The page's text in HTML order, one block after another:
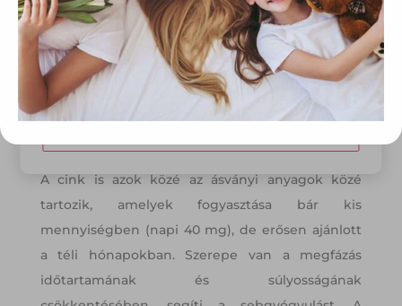
ezért mindenképpen érdemes naponta
fogyasztani. Szerencsére számtalan ételben
megtalálható, így egyáltalán nem nehéz a napi
mennyiséget a szervezetünkbe juttatni.
Cink
A cink is azok közé az ásványi anyagok közé
tartozik, amelyek fogyasztása bár kis
mennyiségben (napi 40 mg), de erősen ajánlott
a téli hónapokban. Szerepe van a megfázás
időtartamának és súlyosságának
tárolásához a felhasználók hozzájárulását kell kérniük.
Elfogadom
Módosítom a beállításokat